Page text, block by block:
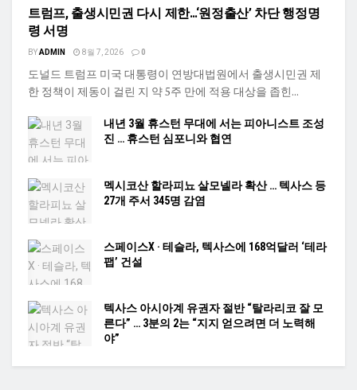
트럼프, 출생시민권 다시 제한…‘원정출산’ 차단 행정명
령 서명
BYADMIN 8월 7, 2026 0
도널드 트럼프 미국 대통령이 연방대법원에서 출생시민권 제
한 정책이 제동이 걸린 지 약 5주 만에 적용 대상을 좁힌...
내년 3월 휴스턴 무대에 서는 피아니스트 조성
진 … 휴스턴 심포니와 협연
멕시코산 할라피뇨 살모넬라 확산 … 텍사스 등
27개 주서 345명 감염
스페이스X · 테슬라, 텍사스에 168억달러 ‘테라
팹’ 건설
텍사스 아시아계 유권자 절반 “탈라리코 잘 모
른다” … 3분의 2는 “지지 얻으려면 더 노력해
야”